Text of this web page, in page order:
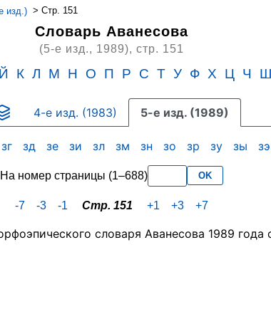
изд.) > Стр. 151
Словарь Аванесова
(5-е изд., 1989), стр. 151
Й К Л М Н О П Р С Т У Ф Х Ц Ч Ш
4-е изд. (1983) 5-е изд. (1989)
зг зд зе зи зл зм зн зо зр зу зы
На номер страницы (1–688) OK
-7 -3 -1 Стр. 151 +1 +3 +7